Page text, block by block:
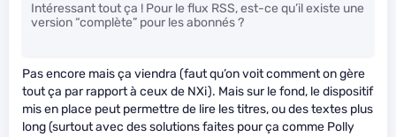
Intéressant tout ça ! Pour le flux RSS, est-ce qu’il existe une
version “complète” pour les abonnés ?
Pas encore mais ça viendra (faut qu’on voit comment on gère
tout ça par rapport à ceux de NXi). Mais sur le fond, le dispositif
mis en place peut permettre de lire les titres, ou des textes plus
long (surtout avec des solutions faites pour ça comme Polly